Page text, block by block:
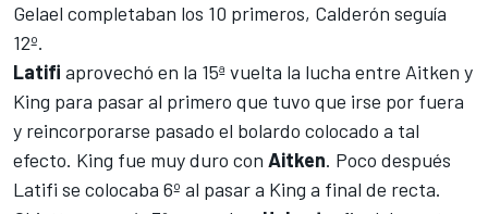
Gelael completaban los 10 primeros, Calderón seguía
12º.
Latifi aprovechó en la 15ª vuelta la lucha entre Aitken y
King para pasar al primero que tuvo que irse por fuera
y reincorporarse pasado el bolardo colocado a tal
efecto. King fue muy duro con Aitken. Poco después
Latifi se colocaba 6º al pasar a King a final de recta.